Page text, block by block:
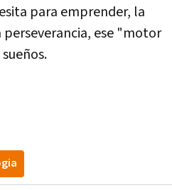
para emprender, la
ese "motor